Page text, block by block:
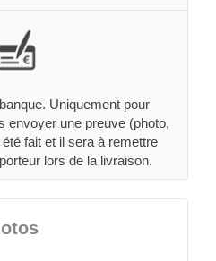
Uniquement pour
envoyer une preuve (photo,
fait et il sera à remettre
lors de la livraison.